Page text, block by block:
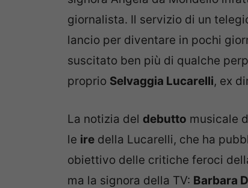
giornalista. Il servizio di un
lancio per diventare in pochi
suscitato ben più di qualche
proprio Selvaggia Lucarelli, ex
La notizia del debutto musicale
le ire della Lucarelli, che ha
obiettivo delle critiche feroci
ma la signora della TV: Barbara